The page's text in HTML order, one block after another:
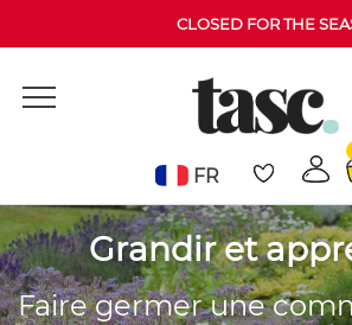
CLOSED FOR THE
FR
Grandir et
Faire germer une